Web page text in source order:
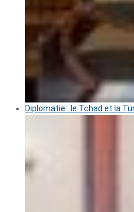
Diplomatie : le Tchad et la